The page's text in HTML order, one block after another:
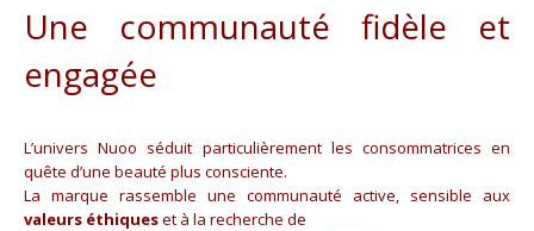
Une communauté fidèle et
engagée
L’univers Nuoo séduit particulièrement les consommatrices en
quête d’une beauté plus consciente.
La marque rassemble une communauté active, sensible aux
valeurs éthiqueset à la recherche de